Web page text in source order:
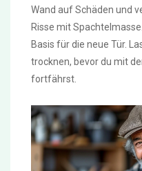
Wand auf Schäden und
Risse mit
Basis für die neue Tür.
trocknen, bevor du mit
fortfährst.